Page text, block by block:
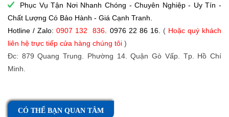
Phục Vụ Tận Nơi Nhanh Chóng - Chuyên Nghiệp - Uy Tín -
Chất Lượng Có Bảo Hành - Giá Cạnh Tranh.
Hotline / Zalo:0907 132 836 . 0976 22 86 16. ( Hoặc quý khách
liên hệ trực tiếp cửa hàng chúng tôi )
Đc: 879 Quang Trung. Phường 14. Quận Gò Vấp. Tp. Hồ Chí
Minh.
CÓ THỂ BẠN QUAN TÂM